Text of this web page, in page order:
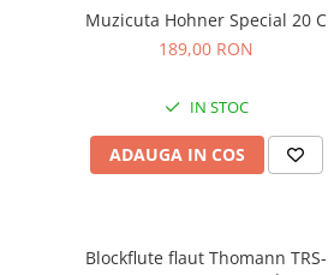
Muzicuta Hohner Special 20 C
189,00 RON
IN STOC
ADAUGA IN COS
Blockflute flaut Thomann TRS-